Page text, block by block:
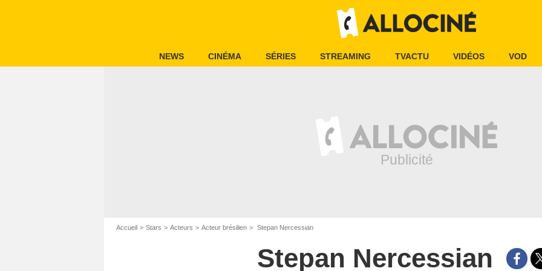
NEWS CINÉMA SÉRIES STREAMING TVACTU VIDÉOS VOD
Accueil Stars Acteurs Acteur brésilien Stepan Nercessian
Stepan Nercessian